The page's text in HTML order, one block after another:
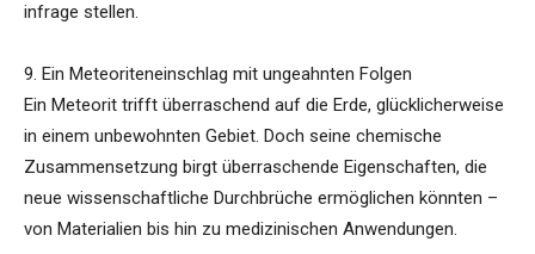
infrage stellen.
9. Ein Meteoriteneinschlag mit ungeahnten Folgen
Ein Meteorit trifft überraschend auf die Erde, glücklicherweise
in einem unbewohnten Gebiet. Doch seine chemische
Zusammensetzung birgt überraschende Eigenschaften, die
neue wissenschaftliche Durchbrüche ermöglichen könnten –
von Materialien bis hin zu medizinischen Anwendungen.